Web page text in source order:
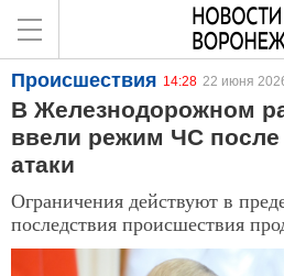
Происшествия 14:28 22 июня
В Железнодорожном
ввели режим ЧС
атаки
Ограничения действуют в
последствия происшествия